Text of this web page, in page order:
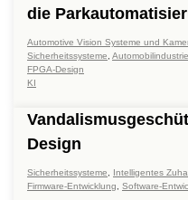
die
Automotive Vision Systeme und
Sicherheitssysteme
FPGA-Design
KI
Design
Sicherheitssysteme
Intelligentes
Firmware-Entwicklung
Software-